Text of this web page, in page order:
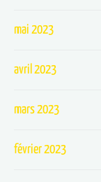
mai 2023
avril 2023
mars 2023
février 2023